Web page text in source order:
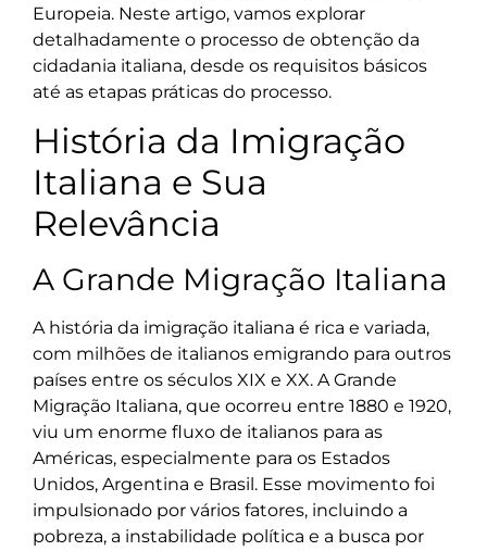
Europeia. Neste artigo, vamos explorar
detalhadamente o processo de obtenção da
cidadania italiana, desde os requisitos básicos
até as etapas práticas do processo.
História da Imigração
Italiana e Sua
Relevância
A Grande Migração Italiana
A história da imigração italiana é rica e variada,
com milhões de italianos emigrando para outros
países entre os séculos XIX e XX. A Grande
Migração Italiana, que ocorreu entre 1880 e 1920,
viu um enorme fluxo de italianos para as
Américas, especialmente para os Estados
Unidos, Argentina e Brasil. Esse movimento foi
impulsionado por vários fatores, incluindo a
pobreza, a instabilidade política e a busca por